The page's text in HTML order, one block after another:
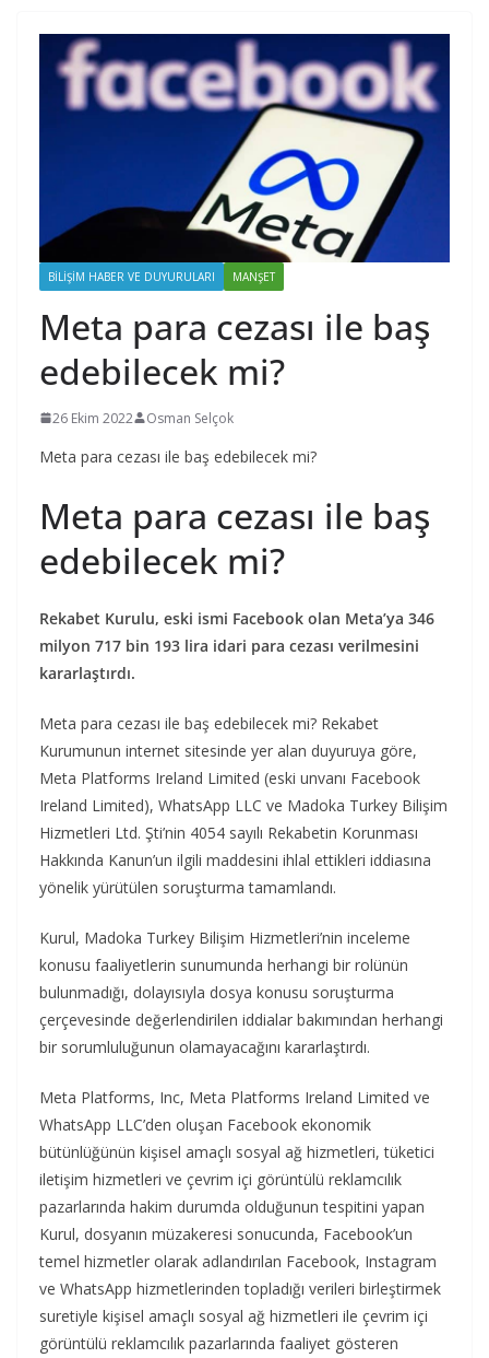
BILIŞIM HABER VE DUYURULARI MANŞET
Meta para cezası ile baş
edebilecek mi?
26 Ekim 2022 Osman Selçok
Meta para cezası ile baş edebilecek mi?
Meta para cezası ile baş
edebilecek mi?
Rekabet Kurulu, eski ismi Facebook olan Meta’ya 346
milyon 717 bin 193 lira idari para cezası verilmesini
kararlaştırdı.
Meta para cezası ile baş edebilecek mi? Rekabet
Kurumunun internet sitesinde yer alan duyuruya göre,
Meta Platforms Ireland Limited (eski unvanı Facebook
Ireland Limited), WhatsApp LLC ve Madoka Turkey Bilişim
Hizmetleri Ltd. Şti’nin 4054 sayılı Rekabetin Korunması
Hakkında Kanun’un ilgili maddesini ihlal ettikleri iddiasına
yönelik yürütülen soruşturma tamamlandı.
Kurul, Madoka Turkey Bilişim Hizmetleri’nin inceleme
konusu faaliyetlerin sunumunda herhangi bir rolünün
bulunmadığı, dolayısıyla dosya konusu soruşturma
çerçevesinde değerlendirilen iddialar bakımından herhangi
bir sorumluluğunun olamayacağını kararlaştırdı.
Meta Platforms, Inc, Meta Platforms Ireland Limited ve
WhatsApp LLC’den oluşan Facebook ekonomik
bütünlüğünün kişisel amaçlı sosyal ağ hizmetleri, tüketici
iletişim hizmetleri ve çevrim içi görüntülü reklamcılık
pazarlarında hakim durumda olduğunun tespitini yapan
Kurul, dosyanın müzakeresi sonucunda, Facebook’un
temel hizmetler olarak adlandırılan Facebook, Instagram
ve WhatsApp hizmetlerinden topladığı verileri birleştirmek
suretiyle kişisel amaçlı sosyal ağ hizmetleri ile çevrim içi
görüntülü reklamcılık pazarlarında faaliyet gösteren